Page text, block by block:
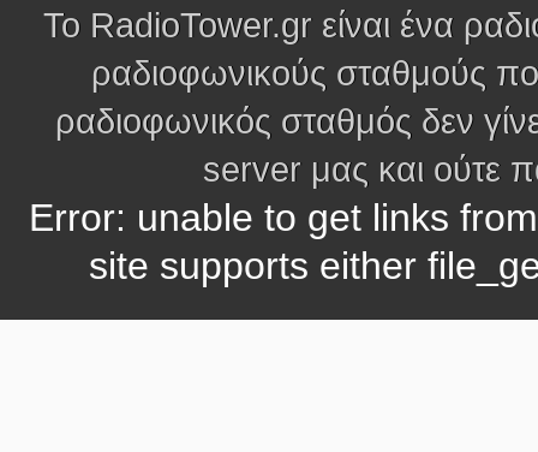
Το RadioTower.gr είναι ένα
ραδιοφωνικούς σταθμούς
ραδιοφωνικός σταθμός δεν
server μας και ούτε
Error: unable to get links
site supports either